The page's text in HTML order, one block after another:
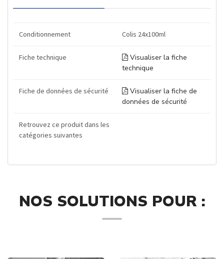
Conditionnement Colis 24x100ml
Fiche technique
Visualiser la fiche
technique
Fiche de données de sécurité
Visualiser la fiche de
données de sécurité
Retrouvez ce produit dans les
catégories suivantes
NOS SOLUTIONS POUR :